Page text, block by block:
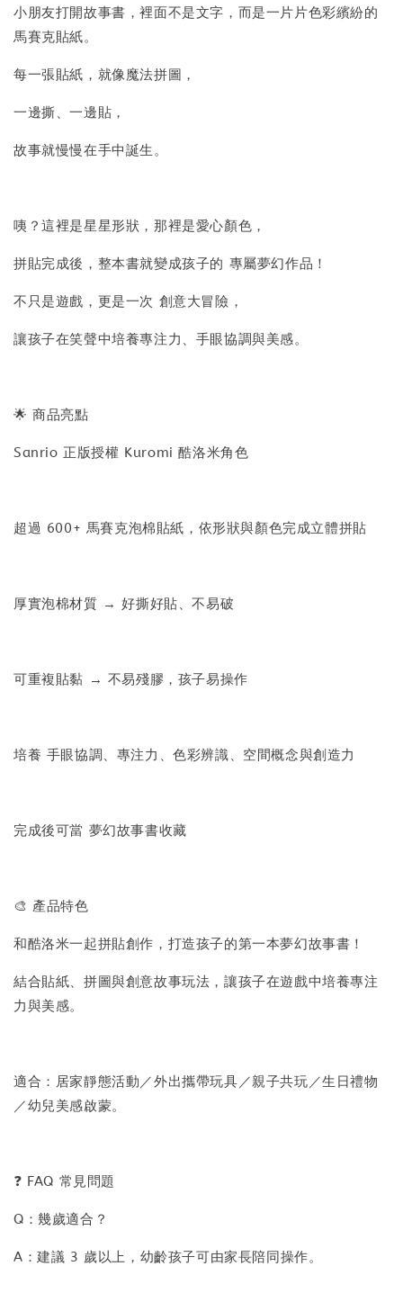
小朋友打開故事書，裡面不是文字，而是一片片色彩繽紛的
馬賽克貼紙。
每一張貼紙，就像魔法拼圖，
一邊撕、一邊貼，
故事就慢慢在手中誕生。
咦？這裡是星星形狀，那裡是愛心顏色，
拼貼完成後，整本書就變成孩子的 專屬夢幻作品！
不只是遊戲，更是一次 創意大冒險，
讓孩子在笑聲中培養專注力、手眼協調與美感。
🌟 商品亮點
Sanrio 正版授權 Kuromi 酷洛米角色
超過 600+ 馬賽克泡棉貼紙，依形狀與顏色完成立體拼貼
厚實泡棉材質 → 好撕好貼、不易破
可重複貼黏 → 不易殘膠，孩子易操作
培養 手眼協調、專注力、色彩辨識、空間概念與創造力
完成後可當 夢幻故事書收藏
🎨 產品特色
和酷洛米一起拼貼創作，打造孩子的第一本夢幻故事書！
結合貼紙、拼圖與創意故事玩法，讓孩子在遊戲中培養專注
力與美感。
適合：居家靜態活動／外出攜帶玩具／親子共玩／生日禮物
／幼兒美感啟蒙。
❓ FAQ 常見問題
Q：幾歲適合？
A：建議 3 歲以上，幼齡孩子可由家長陪同操作。